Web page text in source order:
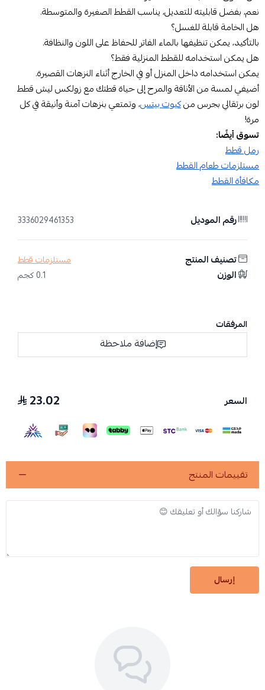
نعم، بفضل قابليته للتعديل، يناسب القطط الصغيرة والمتوسطة.
هل الخامة قابلة للغسل؟
بالتأكيد، يمكن تنظيفها بالماء الفاتر للحفاظ على اللون والنظافة.
هل يمكن استخدامه للقطط المنزلية فقط؟
يمكن استخدامه داخل المنزل أو في الخارج أثناء النزهات القصيرة.
أضيفي لمسة من الأناقة والمرح إلى حياة قطتك مع زولكس ليش قطط
لون برتقالي بجرس منكيوت بيتس، وتمتعي بنزهات آمنة وأنيقة في كل
مرة!
تسوق أيضًا:
رمل قطط
مستلزمات طعام القطط
مكافأة القطط
رقم الموديل 3336029461353
تصنيف المنتج مستلزمات قطط
الوزن 0.1 كجم
المرفقات
إضافة ملاحظة
السعر 23.02
تقييمات المنتج
إرسال